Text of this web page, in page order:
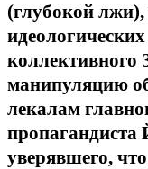
(глубокой
коллективного
манипуляцию
лекалам
пропагандиста
уверявшего,